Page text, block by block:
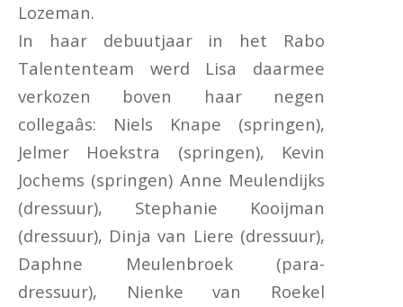
Lozeman.
In haar debuutjaar in het Rabo
Talententeam werd Lisa daarmee
verkozen boven haar negen
collegaâs: Niels Knape (springen),
Jelmer Hoekstra (springen), Kevin
Jochems (springen) Anne Meulendijks
(dressuur), Stephanie Kooijman
(dressuur), Dinja van Liere (dressuur),
Daphne Meulenbroek (para-
dressuur), Nienke van Roekel